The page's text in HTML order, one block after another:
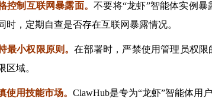
制互联网暴露面。不要将“龙虾”智能体实例
时，定期自查是否存在互联网暴露情况。
小权限原则。在部署时，严禁使用管理员权
区域。
用技能市场。 ClawHub是专为“龙虾”智能体用